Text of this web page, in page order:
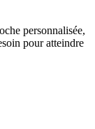
personnalisée,
pour atteindre